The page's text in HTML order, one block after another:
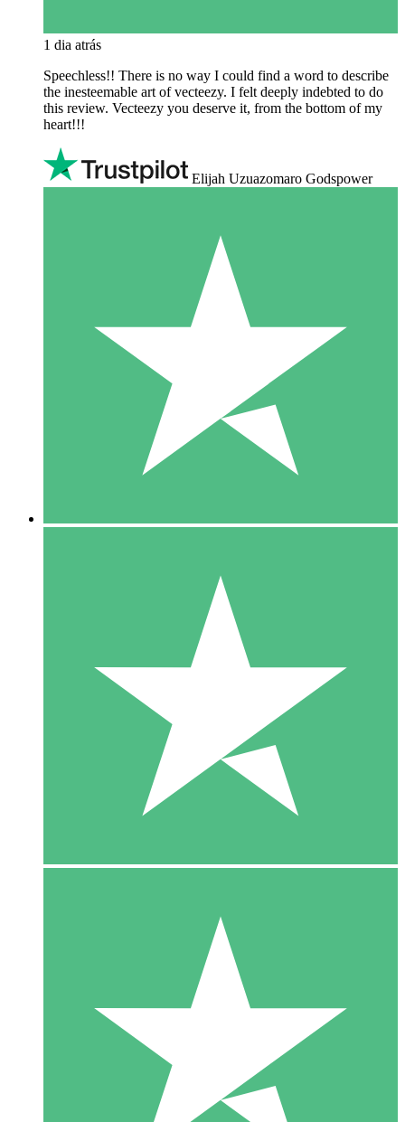
1 dia atrás
Speechless!! There is no way I could find a word to describe
the inesteemable art of vecteezy. I felt deeply indebted to do
this review. Vecteezy you deserve it, from the bottom of my
heart!!!
Elijah Uzuazomaro Godspower